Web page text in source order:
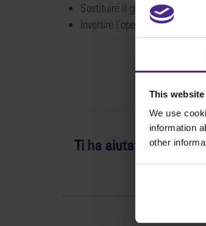
This
We use
information
other
Sostituire il gruppo della
Invertire l’operazione per
Ti ha aiutato? sì / No